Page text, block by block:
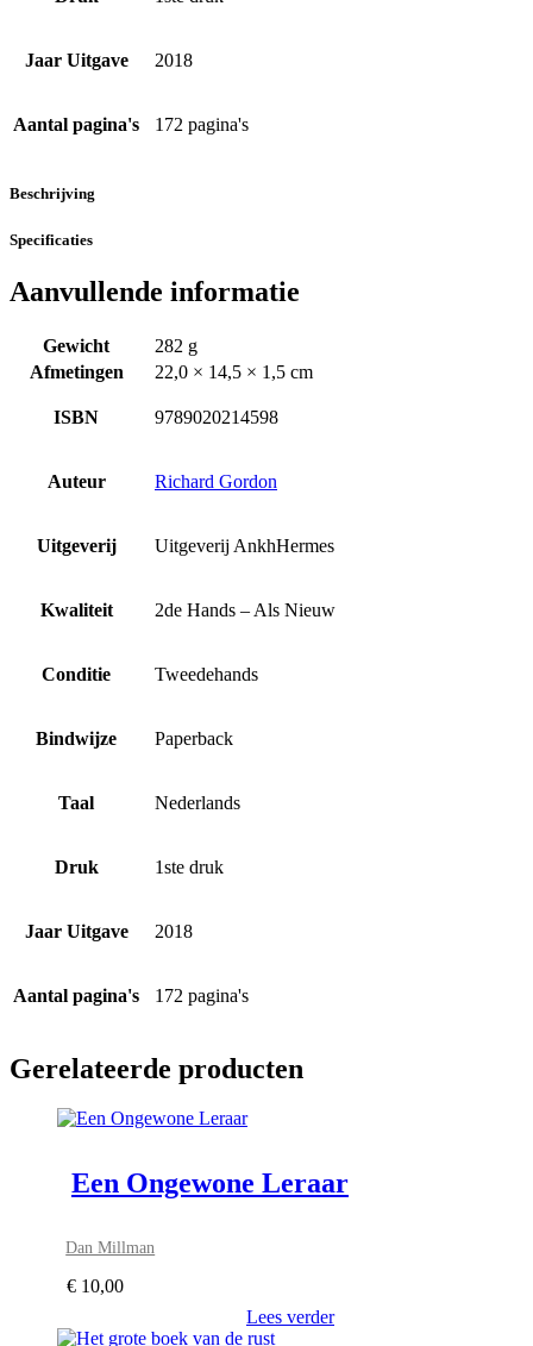
Jaar Uitgave 2018
Aantal pagina's 172 pagina's
Beschrijving
Specificaties
Aanvullende informatie
Gewicht
282 g
Afmetingen
22,0 × 14,5 × 1,5 cm
ISBN 9789020214598
Auteur Richard Gordon
Uitgeverij Uitgeverij AnkhHermes
Kwaliteit 2de Hands – Als Nieuw
Conditie Tweedehands
Bindwijze Paperback
Taal Nederlands
Druk 1ste druk
Jaar Uitgave 2018
Aantal pagina's 172 pagina's
Gerelateerde producten
Een Ongewone Leraar
Dan Millman
€ 10,00
Lees verder